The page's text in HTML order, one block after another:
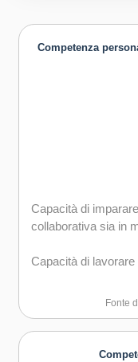
Competenza
Capacità di
collaborativa sia in
Capacità di
Capacità di
Capacità di creare
Fonte